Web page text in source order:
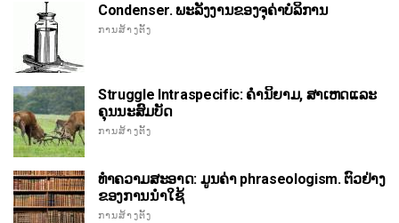
Condenser. ພະລັງງານຂອງຈຸຄ່າບໍລິການ
ການສ້າງຕັ້ງ
Struggle Intraspecific: ຄໍານິຍາມ, ສາເຫດແລະ
ຄຸນນະສົມບັດ
ການສ້າງຕັ້ງ
ທໍາຄວາມສະອາດ: ມູນຄ່າ phraseologism. ຕົວຢ່າງ
ຂອງການນໍາໃຊ້
ການສ້າງຕັ້ງ